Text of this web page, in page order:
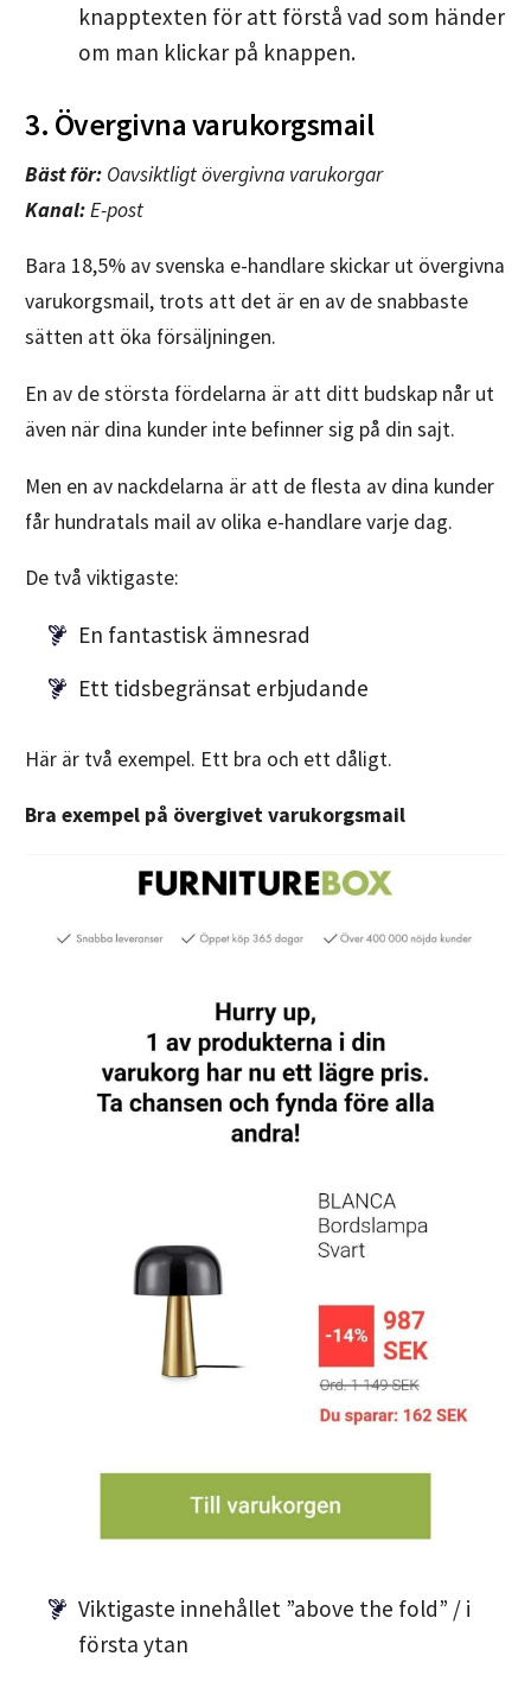
knapptexten för att förstå vad som händer
om man klickar på knappen.
3. Övergivna varukorgsmail
Bäst för: Oavsiktligt övergivna varukorgar
Kanal:E-post
Bara 18,5% av svenska e-handlare skickar ut övergivna
varukorgsmail, trots att det är en av de snabbaste
sätten att öka försäljningen.
En av de största fördelarna är att ditt budskap når ut
även när dina kunder inte befinner sig på din sajt.
Men en av nackdelarna är att de flesta av dina kunder
får hundratals mail av olika e-handlare varje dag.
De två viktigaste:
En fantastisk ämnesrad
Ett tidsbegränsat erbjudande
Här är två exempel. Ett bra och ett dåligt.
Bra exempel på övergivet varukorgsmail
Viktigaste innehållet ”above the fold” / i
första ytan